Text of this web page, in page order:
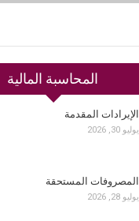
المحاسبة المالية
الإيرادات المقدمة
يوليو 30, 2026
المصروفات المستحقة
يوليو 28, 2026